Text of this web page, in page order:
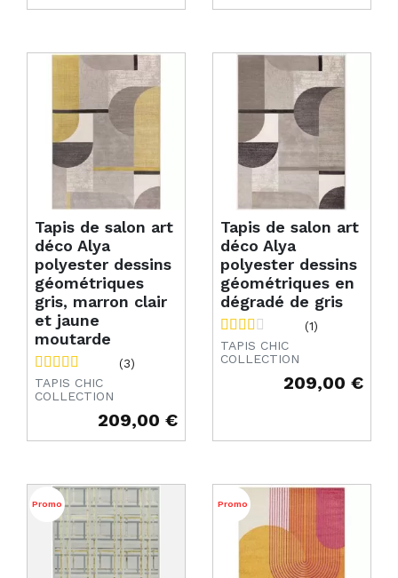
Tapis de salon art
déco Alya
polyester dessins
géométriques
gris, marron clair
et jaune
moutarde
(3)
TAPIS CHIC
COLLECTION
209,00 €
Tapis de salon art
déco Alya
polyester dessins
géométriques en
dégradé de gris
(1)
TAPIS CHIC
COLLECTION
209,00 €
Promo Promo